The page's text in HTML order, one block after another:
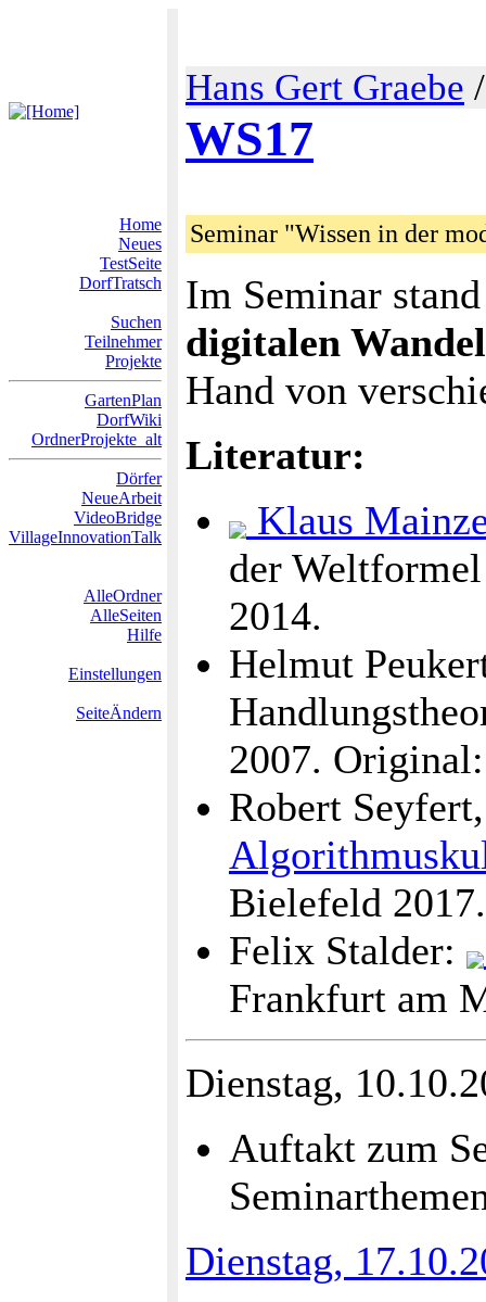
Hans Gert Graebe
WS17
Home
Neues
TestSeite
DorfTratsch
Suchen
Teilnehmer
Projekte
GartenPlan
DorfWiki
OrdnerProjekte_alt
Dörfer
NeueArbeit
VideoBridge
VillageInnovationTalk
AlleOrdner
AlleSeiten
Hilfe
Einstellungen
SeiteÄndern
Seminar "Wissen in der
Im Seminar
digitalen
Hand von
Literatur:
Klaus
der
2014.
Helmut
2007.
Robert
Bielefeld 2017.
Felix Stalder:
Frankfurt am
Dienstag,
Auftakt zum
Dienstag,